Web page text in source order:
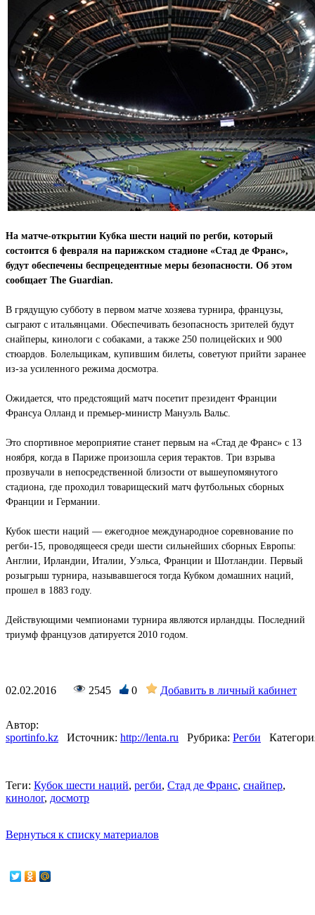
На матче-открытии Кубка шести наций по регби, который
состоится 6 февраля на парижском стадионе «Стад де Франс»,
будут обеспечены беспрецедентные меры безопасности. Об этом
сообщает The Guardian.
В грядущую субботу в первом матче хозяева турнира, французы,
сыграют с итальянцами. Обеспечивать безопасность зрителей будут
снайперы, кинологи с собаками, а также 250 полицейских и 900
стюардов. Болельщикам, купившим билеты, советуют прийти заранее
из-за усиленного режима досмотра.
Ожидается, что предстоящий матч посетит президент Франции
Франсуа Олланд и премьер-министр Мануэль Вальс.
Это спортивное мероприятие станет первым на «Стад де Франс» с 13
ноября, когда в Париже произошла серия терактов. Три взрыва
прозвучали в непосредственной близости от вышеупомянутого
стадиона, где проходил товарищеский матч футбольных сборных
Франции и Германии.
Кубок шести наций — ежегодное международное соревнование по
регби-15, проводящееся среди шести сильнейших сборных Европы:
Англии, Ирландии, Италии, Уэльса, Франции и Шотландии. Первый
розыгрыш турнира, называвшегося тогда Кубком домашних наций,
прошел в 1883 году.
Действующими чемпионами турнира являются ирландцы. Последний
триумф французов датируется 2010 годом.
02.02.2016 2545 0 Добавить в личный кабинет
Автор:
sportinfo.kz
Источник: http://lenta.ru Рубрика: Регби
Теги: Кубок шести наций, регби, Стад де Франс, снайпер,
кинолог, досмотр
Вернуться к списку материалов